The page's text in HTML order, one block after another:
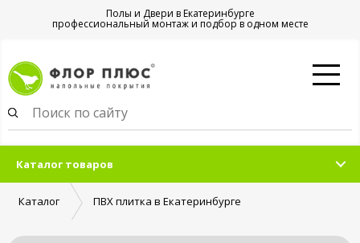
Полы и Двери в Екатеринбурге
профессиональный монтаж и подбор в одном месте
Каталог товаров
Каталог ПВХ плитка в Екатеринбурге